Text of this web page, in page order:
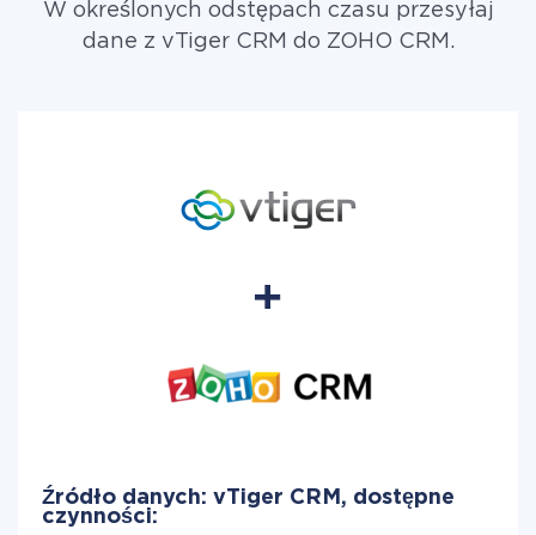
W określonych odstępach czasu przesyłaj
dane z vTiger CRM do ZOHO CRM.
Źródło danych: vTiger CRM, dostępne
czynności: